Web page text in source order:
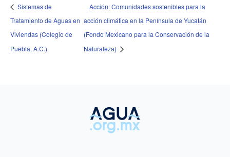
Sistemas de
Tratamiento de Aguas en
Viviendas (Colegio de
Puebla, A.C.)
Acción: Comunidades sostenibles para la
acción climática en la Península de Yucatán
(Fondo Mexicano para la Conservación de la
Naturaleza)